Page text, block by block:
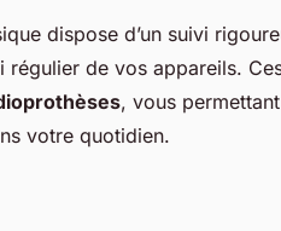
dispose d’un suivi
de vos appareils.
, vous
votre quotidien.